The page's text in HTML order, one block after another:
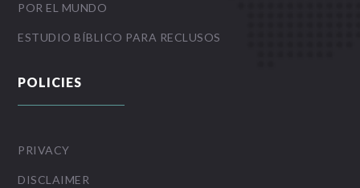
POR EL MUNDO
ESTUDIO BÍBLICO PARA RECLUSOS
POLICIES
PRIVACY
DISCLAIMER